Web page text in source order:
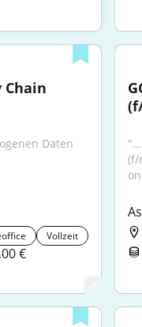
Chain
Daten
Vollzeit
€
(f/